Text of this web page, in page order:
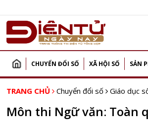
CHUYỂN ĐỔI SỐ XÃ HỘI SỐ SẢN
TRANG CHỦ Chuyển đổi số Giáo dục
Môn thi Ngữ văn: Toàn